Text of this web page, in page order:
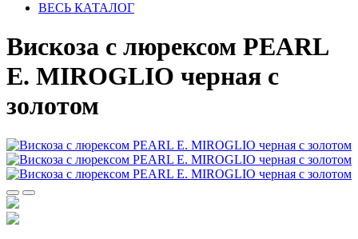
ВЕСЬ КАТАЛОГ
Вискоза с люрексом PEARL
E. MIROGLIO черная с
золотом